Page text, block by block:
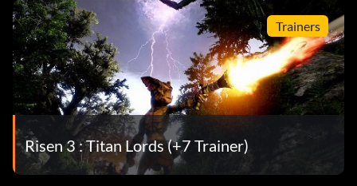
Trainers
Risen 3 : Titan Lords (+7 Trainer)